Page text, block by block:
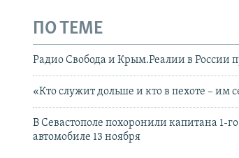
ПО ТЕМЕ
Радио Свобода и Крым.Реалии в России
«Кто служит дольше и кто в пехоте – им
В Севастополе похоронили капитана 1-
автомобиле 13 ноября